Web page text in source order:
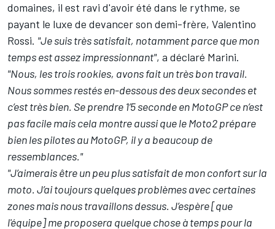
domaines, il est ravi d'avoir été dans le rythme, se
payant le luxe de devancer son demi-frère, Valentino
Rossi. "Je suis très satisfait, notamment parce que mon
temps est assez impressionnant", a déclaré Marini.
"Nous, les trois rookies, avons fait un très bon travail.
Nous sommes restés en-dessous des deux secondes et
c’est très bien. Se prendre 1’5 seconde en MotoGP ce n’est
pas facile mais cela montre aussi que le Moto2 prépare
bien les pilotes au MotoGP, il y a beaucoup de
ressemblances."
"J’aimerais être un peu plus satisfait de mon confort sur la
moto. J’ai toujours quelques problèmes avec certaines
zones mais nous travaillons dessus. J’espère [que
l'équipe] me proposera quelque chose à temps pour la